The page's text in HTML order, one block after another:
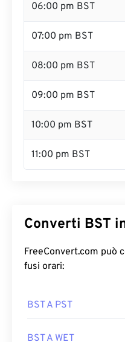
06:00 pm BST
07:00 pm BST
08:00 pm BST
09:00 pm BST
10:00 pm BST
11:00 pm BST
Converti BST
FreeConvert.com può
fusi orari:
BST A PST
BST A WET